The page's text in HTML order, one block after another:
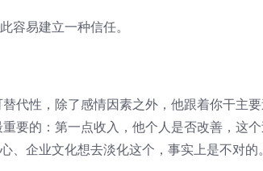
容易建立一种信任。
代性，除了感情因素之外，他跟着你干主要
要的：第一点收入，他个人是否改善，这
企业文化想去淡化这个，事实上是不对的。